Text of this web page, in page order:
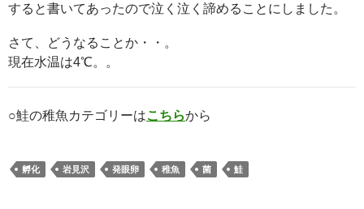
すると書いてあったので泣く泣く諦めることにしました。
さて、どうなることか・・。
現在水温は4℃。。
○鮭の稚魚カテゴリーはこちらから
孵化 岩見沢 発眼卵 稚魚 菌 鮭